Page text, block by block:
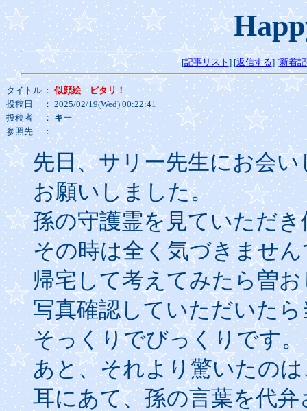
[記事リスト] [返信する] [新着
タイトル ： 似顔絵 ピタリ！
投稿日
： 2025/02/19(Wed) 00:22:41
投稿者
： キー
参照先
：
先日、サリー先生にお会
お願いしました。
孫の守護霊を見ていただ
その時は全く気づきませ
帰宅して考えてみたら曽
写真確認していただいた
そっくりでびっくりです。
あと、それより驚いたの
耳にあて、孫の言葉を代